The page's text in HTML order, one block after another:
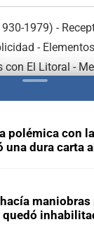
1979) -
-
con El Litoral -
Asociación con:
polémica con la
una dura carta
quedó